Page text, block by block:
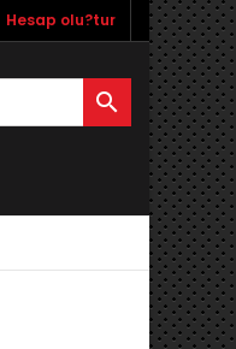
Hesap olu?tur
